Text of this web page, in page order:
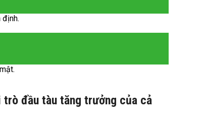
đầu tàu tăng trưởng của cả